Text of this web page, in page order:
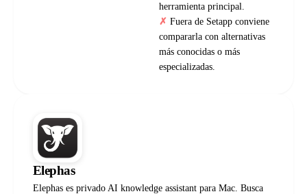
herramienta principal.
Fuera de Setapp conviene
compararla con alternativas
más conocidas o más
especializadas.
Elephas
Elephas es privado AI knowledge assistant para Mac. Busca